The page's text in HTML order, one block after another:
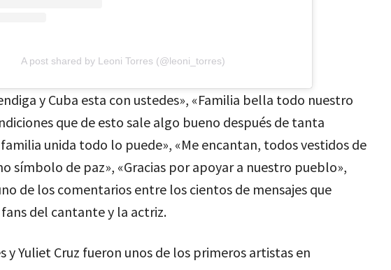
A post shared by Leoni Torres (@leoni_torres)
y Cuba esta con ustedes», «Familia bella todo nuestro
que de esto sale algo bueno después de tanta
unida todo lo puede», «Me encantan, todos vestidos de
símbolo de paz», «Gracias por apoyar a nuestro pueblo»,
de los comentarios entre los cientos de mensajes que
del cantante y la actriz.
y Yuliet Cruz fueron unos de los primeros artistas en